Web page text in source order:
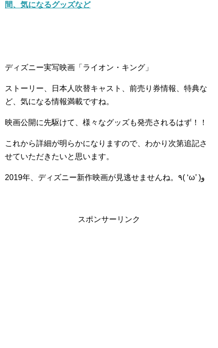
間、気になるグッズなど
ディズニー実写映画「ライオン・キング」
ストーリー、日本人吹替キャスト、前売り券情報、特典な
ど、気になる情報満載ですね。
映画公開に先駆けて、様々なグッズも発売されるはず！！
これから詳細が明らかになりますので、わかり次第追記さ
せていただきたいと思います。
2019年、ディズニー新作映画が見逃せませんね。 ٩( ‘ω’ )و
スポンサーリンク